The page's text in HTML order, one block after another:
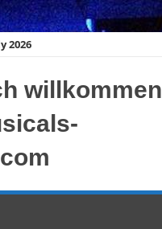
2026
willkommen